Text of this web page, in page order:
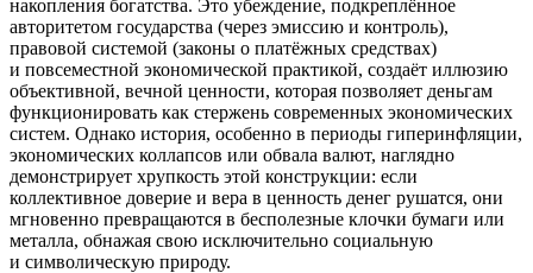
накопления богатства. Это убеждение, подкреплённое
авторитетом государства (через эмиссию и контроль),
правовой системой (законы о платёжных средствах)
и повсеместной экономической практикой, создаёт иллюзию
объективной, вечной ценности, которая позволяет деньгам
функционировать как стержень современных экономических
систем. Однако история, особенно в периоды гиперинфляции,
экономических коллапсов или обвала валют, наглядно
демонстрирует хрупкость этой конструкции: если
коллективное доверие и вера в ценность денег рушатся, они
мгновенно превращаются в бесполезные клочки бумаги или
металла, обнажая свою исключительно социальную
и символическую природу.